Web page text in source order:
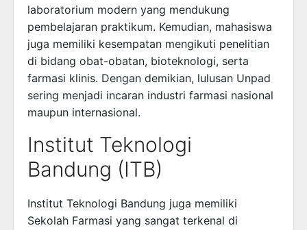
laboratorium modern yang mendukung
pembelajaran praktikum. Kemudian, mahasiswa
juga memiliki kesempatan mengikuti penelitian
di bidang obat-obatan, bioteknologi, serta
farmasi klinis. Dengan demikian, lulusan Unpad
sering menjadi incaran industri farmasi nasional
maupun internasional.
Institut Teknologi
Bandung (ITB)
Institut Teknologi Bandung juga memiliki
Sekolah Farmasi yang sangat terkenal di